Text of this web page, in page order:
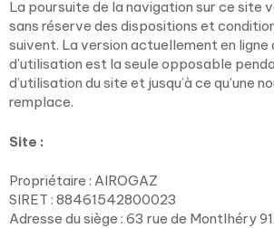
La poursuite de la navigation sur ce site
sans réserve des dispositions et
suivent. La version actuellement en ligne
d’utilisation est la seule opposable
d’utilisation du site et jusqu’à ce qu’une
remplace.
Site :
Propriétaire : AIROGAZ
SIRET : 88461542800023
Adresse du siège : 63 rue de Montlhéry